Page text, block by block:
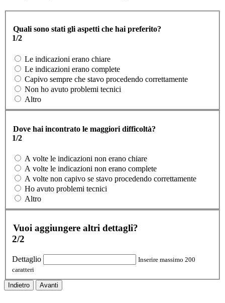
Quali sono stati gli aspetti che hai preferito?
1/2
Le indicazioni erano chiare
Le indicazioni erano complete
Capivo sempre che stavo procedendo correttamente
Non ho avuto problemi tecnici
Altro
Dove hai incontrato le maggiori difficoltà?
1/2
A volte le indicazioni non erano chiare
A volte le indicazioni non erano complete
A volte non capivo se stavo procedendo correttamente
Ho avuto problemi tecnici
Altro
Vuoi aggiungere altri dettagli?
2/2
Dettaglio
Inserire massimo 200
caratteri
Indietro Avanti